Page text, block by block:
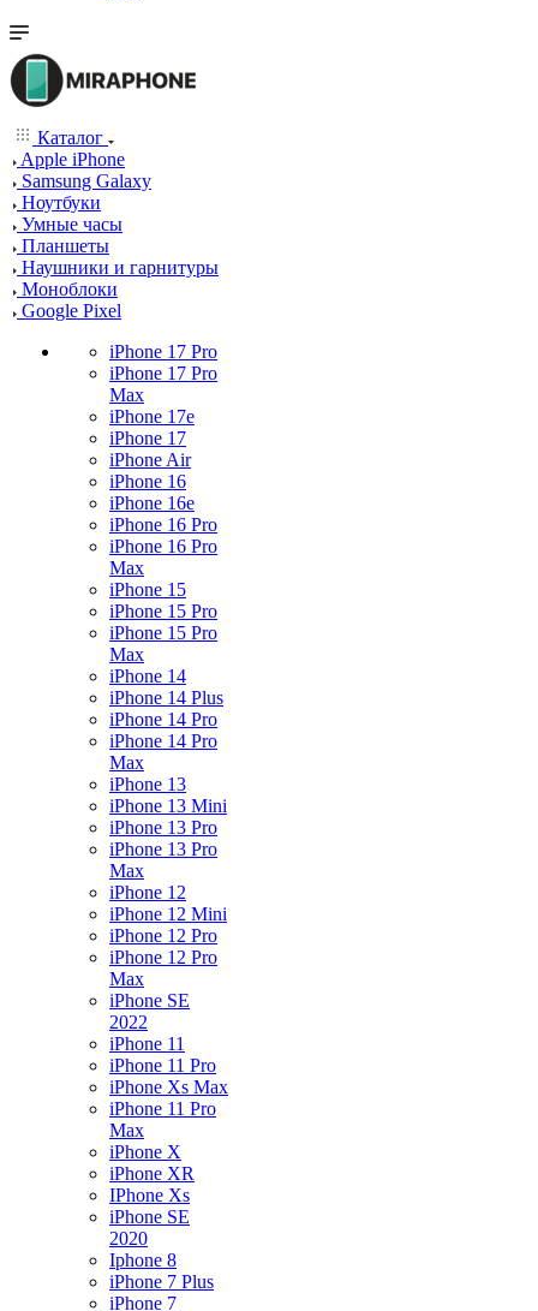
Каталог
Apple iPhone
Samsung Galaxy
Ноутбуки
Умные часы
Планшеты
Наушники и гарнитуры
Моноблоки
Google Pixel
iPhone 17 Pro
iPhone 17 Pro
Max
iPhone 17e
iPhone 17
iPhone Air
iPhone 16
iPhone 16e
iPhone 16 Pro
iPhone 16 Pro
Max
iPhone 15
iPhone 15 Pro
iPhone 15 Pro
Max
iPhone 14
iPhone 14 Plus
iPhone 14 Pro
iPhone 14 Pro
Max
iPhone 13
iPhone 13 Mini
iPhone 13 Pro
iPhone 13 Pro
Max
iPhone 12
iPhone 12 Mini
iPhone 12 Pro
iPhone 12 Pro
Max
iPhone SE
2022
iPhone 11
iPhone 11 Pro
iPhone Xs Max
iPhone 11 Pro
Max
iPhone X
iPhone XR
IPhone Xs
iPhone SE
2020
Iphone 8
iPhone 7 Plus
iPhone 7